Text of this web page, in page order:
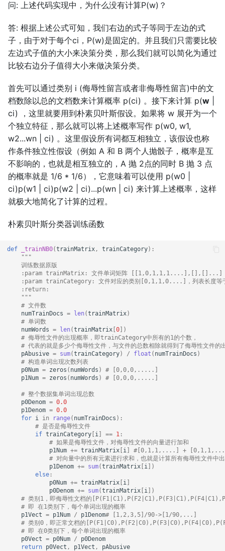
问: 上述代码实现中，为什么没有计算P(w)？
答: 根据上述公式可知，我们右边的式子等同于左边的式
子，由于对于每个ci，P(w)是固定的。并且我们只需要比较
左边式子值的大小来决策分类，那么我们就可以简化为通过
比较右边分子值得大小来做决策分类。
首先可以通过类别 i (侮辱性留言或者非侮辱性留言)中的文
档数除以总的文档数来计算概率 p(ci) 。接下来计算 p(w
ci) ，这里就要用到朴素贝叶斯假设。如果将 w 展开为一个
个独立特征，那么就可以将上述概率写作 p(w0, w1,
w2...wn | ci) 。这里假设所有词都互相独立，该假设也称
作条件独立性假设（例如 A 和 B 两个人抛骰子，概率是互
不影响的，也就是相互独立的，A 抛 2点的同时 B 抛 3 点
的概率就是 1/6 * 1/6），它意味着可以使用 p(w0 |
ci)p(w1 | ci)p(w2 | ci)...p(wn | ci) 来计算上述概率，这样
就极大地简化了计算的过程。
朴素贝叶斯分类器训练函数
def _trainNB0(trainMatrix , trainCategory):
"""
    训练数据原版
    :param trainMatrix: 文件单词矩阵 [[1,0,1,1,1....],[],[]...]
:param trainCategory: 文件对应的类别[0,1,1,0....]，列表长度等
    :return:
    """
# 文件数
numTrainDocs = len(trainMatrix)
# 单词数
numWords = len(trainMatrix [0])
# 侮辱性文件的出现概率，即trainCategory中所有的1的个数，
# 代表的就是多少个侮辱性文件，与文件的总数相除就得到了侮辱性文件的
pAbusive = sum(trainCategory) / float ( numTrainDocs )
# 构造单词出现次数列表
p0Num = zeros ( numWords )
# [0,0,0,.....]
p1Num = zeros ( numWords ) # [0,0,0,.....]
# 整个数据集单词出现总数
p0Denom = 0.0
p1Denom = 0.0
for i in range( numTrainDocs ):
# 是否是侮辱性文件
if trainCategory [i ] == 1 :
# 如果是侮辱性文件，对侮辱性文件的向量进行加和
p1Num += trainMatrix [i ]
#[0,1,1,....] +
# 对向量中的所有元素进行求和，也就是计算所有侮辱性文件中
p1Denom += sum(trainMatrix [i ])
else :
p0Num += trainMatrix [i ]
p0Denom += sum(trainMatrix [i ])
# 类别1，即侮辱性文档的
# 即 在1类别下，每个单词出现的概率
p1Vect = p1Num / p1Denom# [1,2,3,5]/90->[1/90,...]
# 类别0，即正常文档的
# 即 在0类别下，每个单词出现的概率
p0Vect = p0Num /
p0Denom
return p0Vect , p1Vect , pAbusive